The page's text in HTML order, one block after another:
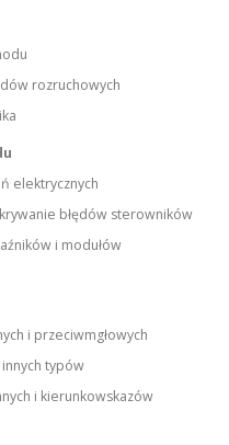
rozruchowych
elektrycznych
błędów sterowników
i modułów
i przeciwmgłowych
innych typów
i kierunkowskazów